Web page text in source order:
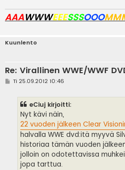
AAAWWWEEESSSOOO
Kuunlento
Re: Virallinen WWE/WWF
VTi 25.09.2012 10:46
eCiuj kirjoitti:
Nyt kävi näin,
22 vuoden jälkeen Clear
halvalla WWE dvd:itä myyvä
historiaa tämän vuoden
jolloin on odotettavissa
jopa tarttua.